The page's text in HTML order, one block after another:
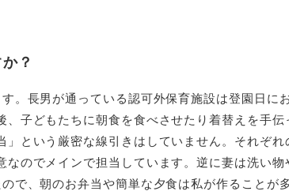
？
。長男が通っている認可外保育施設は登園日に
子どもたちに朝食を食べさせたり着替えを手
という厳密な線引きはしていません。それぞ
のでメインで担当しています。逆に妻は洗い
で、朝のお弁当や簡単な夕食は私が作ることが